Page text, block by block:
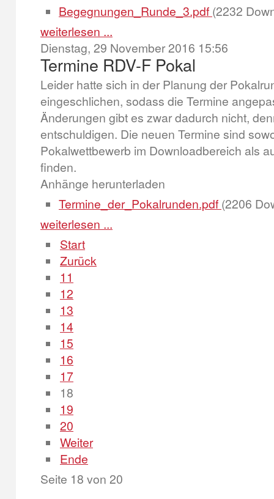
Begegnungen_Runde_3.pdf (2232
weiterlesen ...
Dienstag, 29 November 2016 15:56
Termine RDV-F Pokal
Leider hatte sich in der Planung der
eingeschlichen, sodass die Termine
Änderungen gibt es zwar dadurch nicht,
entschuldigen. Die neuen Termine sind
Pokalwettbewerb im Downloadbereich als
finden.
Anhänge herunterladen
Termine_der_Pokalrunden.pdf (2206
weiterlesen ...
Start
Zurück
11
12
13
14
15
16
17
18
19
20
Weiter
Ende
Seite 18 von 20